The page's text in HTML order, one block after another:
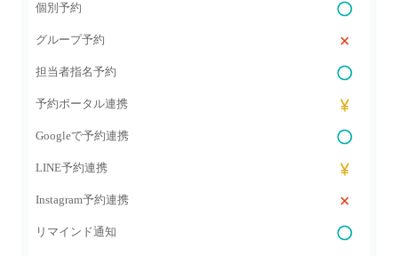
個別予約
グループ予約
担当者指名予約
予約ポータル連携
Googleで予約連携
LINE予約連携
Instagram予約連携
リマインド通知